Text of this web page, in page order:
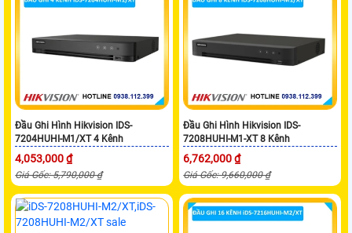
Đầu Ghi Hình Hikvision IDS-
7204HUHI-M1/XT 4 Kênh
4,053,000 ₫
Giá Gốc: 5,790,000 ₫
Đầu Ghi Hình Hikvision IDS-
7208HUHI-M1-XT 8 Kênh
6,762,000 ₫
Giá Gốc: 9,660,000 ₫